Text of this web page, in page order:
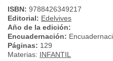
ISBN: 9788426349217
Editorial: Edelvives
Año de la edición:
Encuadernación:
Páginas: 129
Materias: INFANTIL